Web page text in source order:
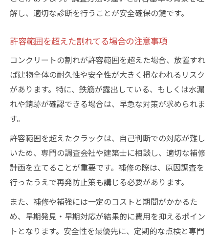
解し、適切な診断を行うことが安全確保の鍵です。
許容範囲を超えた割れてる場合の注意事項
コンクリートの割れが許容範囲を超えた場合、放置すれ
ば建物全体の耐久性や安全性が大きく損なわれるリスク
があります。特に、鉄筋が露出している、もしくは水漏
れや錆跡が確認できる場合は、早急な対策が求められま
す。
許容範囲を超えたクラックは、自己判断での対応が難し
いため、専門の調査会社や建築士に相談し、適切な補修
計画を立てることが重要です。補修の際は、原因調査を
行ったうえで再発防止策も講じる必要があります。
また、補修や補強には一定のコストと期間がかかるた
め、早期発見・早期対応が結果的に費用を抑えるポイン
トとなります。安全性を最優先に、定期的な点検と専門